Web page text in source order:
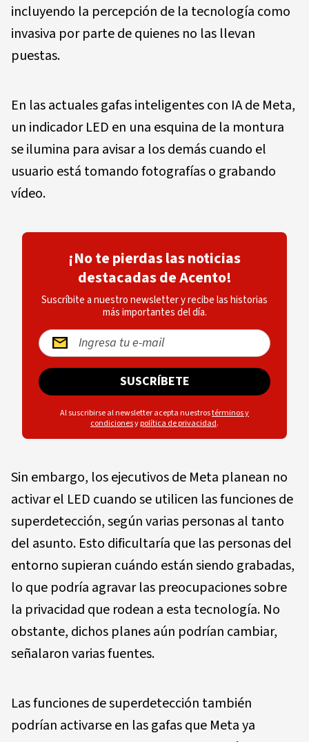
incluyendo la percepción de la tecnología como
invasiva por parte de quienes no las llevan
puestas.
En las actuales gafas inteligentes con IA de Meta,
un indicador LED en una esquina de la montura
se ilumina para avisar a los demás cuando el
usuario está tomando fotografías o grabando
vídeo.
¡No te pierdas las noticias
destacadas de Acento!
Suscríbite a nuestro newsletter y recibe las historias
más importantes del día.
SUSCRÍBETE
Al suscribirse al newsletter acepta nuestrostérminos y
condicionesypolítica de privacidad.
Sin embargo, los ejecutivos de Meta planean no
activar el LED cuando se utilicen las funciones de
superdetección, según varias personas al tanto
del asunto. Esto dificultaría que las personas del
entorno supieran cuándo están siendo grabadas,
lo que podría agravar las preocupaciones sobre
la privacidad que rodean a esta tecnología. No
obstante, dichos planes aún podrían cambiar,
señalaron varias fuentes.
Las funciones de superdetección también
podrían activarse en las gafas que Meta ya